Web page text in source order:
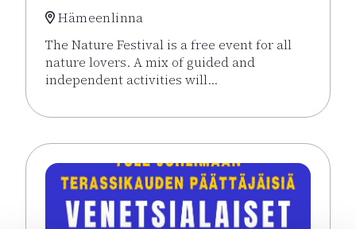
Hämeenlinna
The Nature Festival is a free event for all
nature lovers. A mix of guided and
independent activities will…